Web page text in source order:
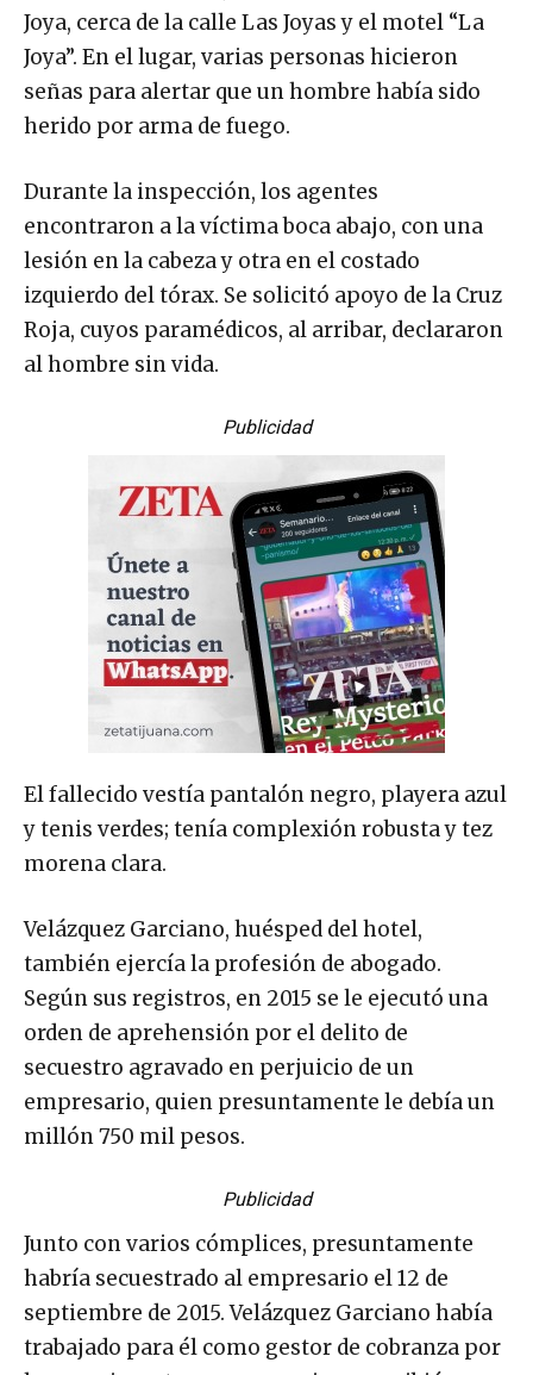
Joya, cerca de la calle Las Joyas y el motel “La
Joya”. En el lugar, varias personas hicieron
señas para alertar que un hombre había sido
herido por arma de fuego.
Durante la inspección, los agentes
encontraron a la víctima boca abajo, con una
lesión en la cabeza y otra en el costado
izquierdo del tórax. Se solicitó apoyo de la Cruz
Roja, cuyos paramédicos, al arribar, declararon
al hombre sin vida.
Publicidad
El fallecido vestía pantalón negro, playera azul
y tenis verdes; tenía complexión robusta y tez
morena clara.
Velázquez Garciano, huésped del hotel,
también ejercía la profesión de abogado.
Según sus registros, en 2015 se le ejecutó una
orden de aprehensión por el delito de
secuestro agravado en perjuicio de un
empresario, quien presuntamente le debía un
millón 750 mil pesos.
Publicidad
Junto con varios cómplices, presuntamente
habría secuestrado al empresario el 12 de
septiembre de 2015. Velázquez Garciano había
trabajado para él como gestor de cobranza por